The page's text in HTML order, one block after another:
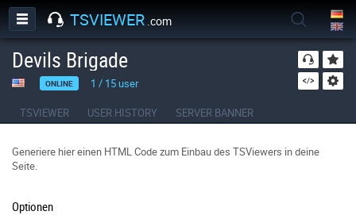
TSVIEWER .com
Devils Brigade
ONLINE 1 / 15user
TSVIEWER USER HISTORY SERVER BANNER
Generiere hier einen HTML Code zum Einbau des TSViewers in deine
Seite.
Optionen